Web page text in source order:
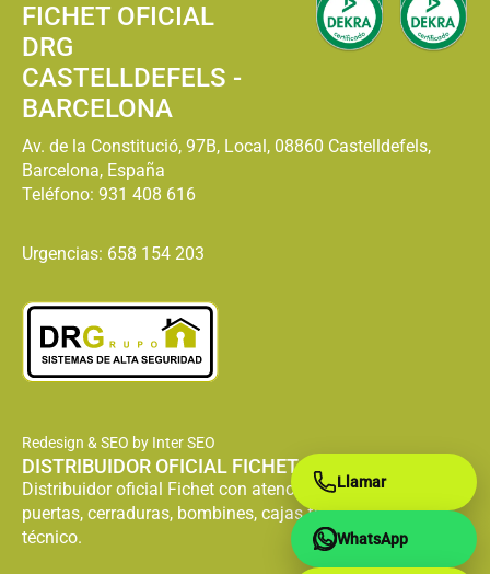
FICHET OFICIAL
DRG
CASTELLDEFELS -
BARCELONA
Av. de la Constitució, 97B, Local, 08860 Castelldefels,
Barcelona, España
Teléfono: 931 408 616
Urgencias: 658 154 203
Redesign & SEO by Inter SEO
DISTRIBUIDOR OFICIAL FICHET
Distribuidor oficial Fichet con atención especializada en
puertas, cerraduras, bombines, cajas fuertes y servicio
técnico.
Llamar
WhatsApp